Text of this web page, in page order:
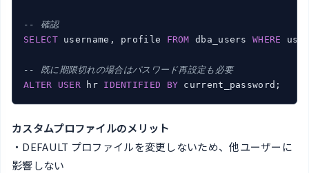
-- 確認
SELECT username, profile FROM dba_users WHERE
-- 既に期限切れの場合はパスワード再設定も必要
ALTER
USER hr IDENTIFIED BY
カスタムプロファイルのメリット
・DEFAULT プロファイルを変更しないため、他ユーザーに
影響しない